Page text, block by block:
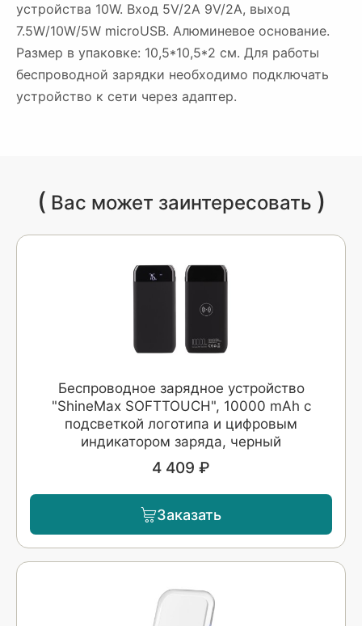
устройства 10W. Вход 5V/2A 9V/2A, выход
7.5W/10W/5W microUSB. Алюминевое основание.
Размер в упаковке: 10,5*10,5*2 см. Для работы
беспроводной зарядки необходимо подключать
устройство к сети через адаптер.
( Вас может заинтересовать )
Беспроводное зарядное устройство
"ShineMax SOFTTOUCH", 10000 mAh с
подсветкой логотипа и цифровым
индикатором заряда, черный
4 409 ₽
Заказать